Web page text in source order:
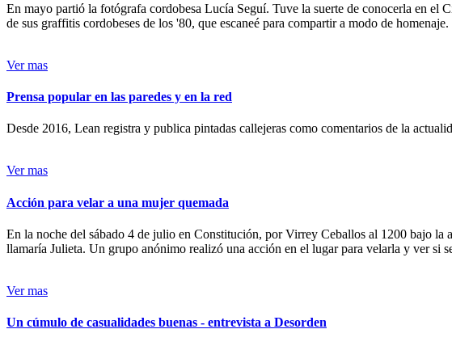
En mayo partió la fotógrafa cordobesa Lucía Seguí. Tuve la suerte de conocerla en el
de sus graffitis cordobeses de los '80, que escaneé para compartir a modo de homenaje.
Ver mas
Prensa popular en las paredes y en la red
Desde 2016, Lean registra y publica pintadas callejeras como comentarios de la
Ver mas
Acción para velar a una mujer quemada
En la noche del sábado 4 de julio en Constitución, por Virrey Ceballos al 1200 bajo la
llamaría Julieta. Un grupo anónimo realizó una acción en el lugar para velarla y ver si
Ver mas
Un cúmulo de casualidades buenas - entrevista a Desorden